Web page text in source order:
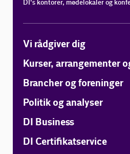
DI's kontorer, mødelokaler og
Vi rådgiver dig
Kurser, arrangementer
Brancher og foreninger
Politik og analyser
DI Business
DI Certifikatservice